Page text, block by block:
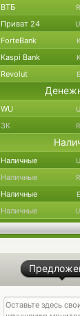
ВТБ
Приват 24
ForteBank
Kaspi Bank
Revolut
WU
ЗК
Наличные
Наличные
Наличные
Наличные